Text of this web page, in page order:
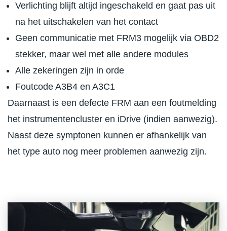
Verlichting blijft altijd ingeschakeld en gaat pas uit
na het uitschakelen van het contact
Geen communicatie met FRM3 mogelijk via OBD2
stekker, maar wel met alle andere modules
Alle zekeringen zijn in orde
Foutcode A3B4 en A3C1
Daarnaast is een defecte FRM aan een foutmelding
het instrumentencluster en iDrive (indien aanwezig).
Naast deze symptonen kunnen er afhankelijk van
het type auto nog meer problemen aanwezig zijn.